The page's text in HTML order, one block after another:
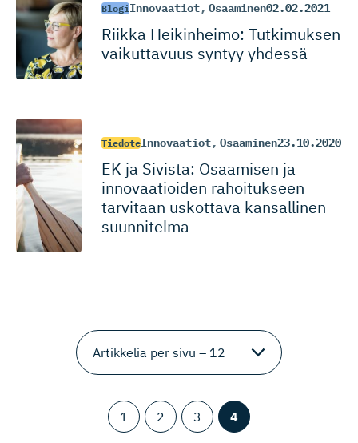
BlogiInnovaatiot, Osaaminen02.02.2021
Riikka Heikinheimo: Tutkimuksen
vaikuttavuus syntyy yhdessä
TiedoteInnovaatiot, Osaaminen23.10.2020
EK ja Sivista: Osaamisen ja
innovaatioiden rahoitukseen
tarvitaan uskottava kansallinen
suunnitelma
1 2 3 4